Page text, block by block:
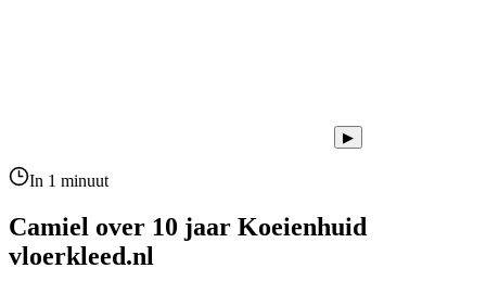
▶
In 1 minuut
Camiel over 10 jaar Koeienhuid
vloerkleed.nl